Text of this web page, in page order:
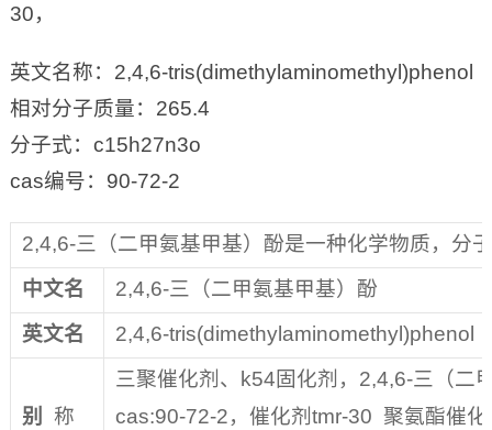
30，
英文名称：2,4,6-tris(dimethylaminomethyl)phenol
相对分子质量：265.4
分子式：c15h27n3o
cas编号：90-72-2
2,4,6-三（二甲氨基甲基）酚是一种化学物质，分
中文名
2,4,6-三（二甲氨基甲基）酚
英文名
2,4,6-tris(dimethylaminomethyl)phenol
别 称
三聚催化剂、k54固化剂，2,4,6-三（二
cas:90-72-2，催化剂tmr-30 聚氨酯催